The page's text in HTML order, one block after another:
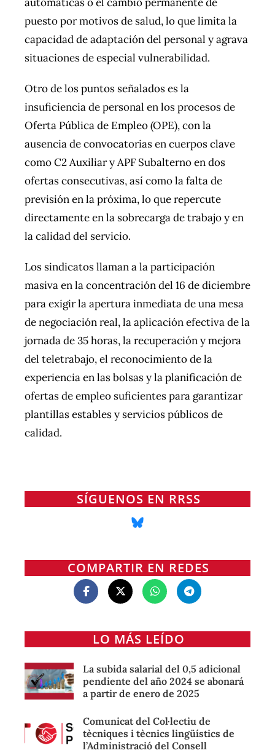
puesto por motivos de salud, lo que limita la
capacidad de adaptación del personal y agrava
situaciones de especial vulnerabilidad.​
Otro de los puntos señalados es la
insuficiencia de personal en los procesos de
Oferta Pública de Empleo (OPE), con la
ausencia de convocatorias en cuerpos clave
como C2 Auxiliar y APF Subalterno en dos
ofertas consecutivas, así como la falta de
previsión en la próxima, lo que repercute
directamente en la sobrecarga de trabajo y en
la calidad del servicio.
Los sindicatos llaman a la participación
masiva en la concentración del 16 de diciembre
para exigir la apertura inmediata de una mesa
de negociación real, la aplicación efectiva de la
jornada de 35 horas, la recuperación y mejora
del teletrabajo, el reconocimiento de la
experiencia en las bolsas y la planificación de
ofertas de empleo suficientes para garantizar
plantillas estables y servicios públicos de
calidad.
SÍGUENOS EN RRSS
COMPARTIR EN REDES
LO MÁS LEÍDO
La subida salarial del 0,5 adicional
pendiente del año 2024 se abonará
a partir de enero de 2025
Comunicat del Col·lectiu de
tècniques i tècnics lingüístics de
l’Administració del Consell